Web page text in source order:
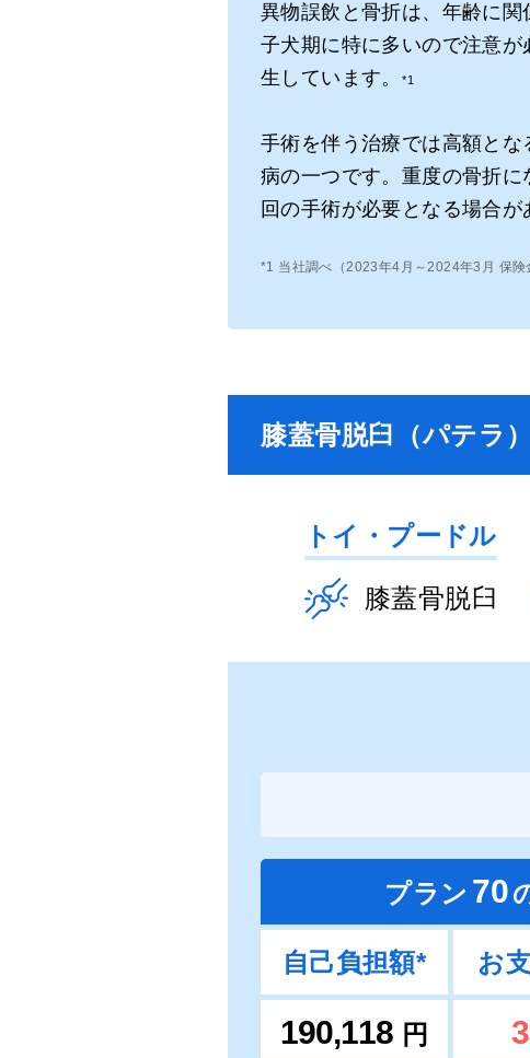
異物誤飲と骨折は、年齢に
子犬期に特に多いので注意
生しています。
*1
手術を伴う治療では高額と
病の一つです。重度の骨折
回の手術が必要となる場合が
*1 当社調べ（2023年4月～2024年3月 保険
膝蓋骨脱臼（パテラ）
トイ・プードル
膝蓋骨脱臼
プラン 70
自己負担額* お
190,118 円